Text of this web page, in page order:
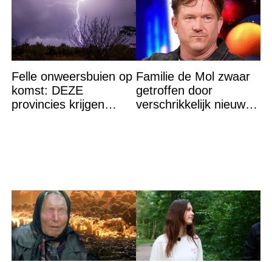
Felle onweersbuien op
komst: DEZE
provincies krijgen
Familie de Mol zwaar
getroffen door
verschrikkelijk nieuws: